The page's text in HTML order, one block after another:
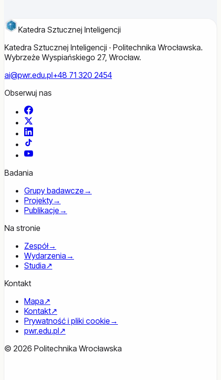
Katedra Sztucznej Inteligencji
Katedra Sztucznej Inteligencji · Politechnika Wrocławska.
Wybrzeże Wyspiańskiego 27, Wrocław.
ai@pwr.edu.pl+48 71 320 2454
Obserwuj nas
Facebook
YouTube
Badania
Grupy badawcze →
Projekty→
Publikacje →
Na stronie
Zespół→
Wydarzenia →
Studia↗
Kontakt
Mapa↗
Kontakt↗
Prywatność i pliki cookie →
pwr.edu.pl↗
© 2026 Politechnika Wrocławska